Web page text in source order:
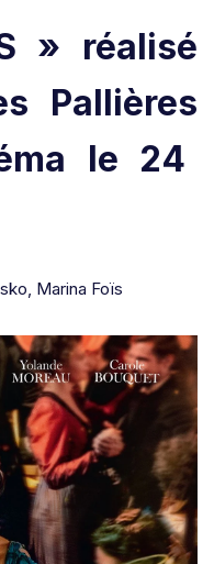
» réalisé
Pallières
le 24
Marina Foïs